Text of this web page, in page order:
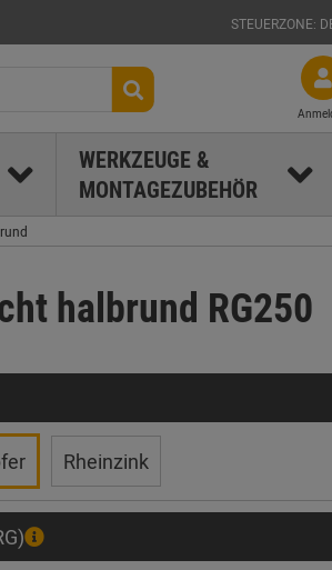
STEUERZONE:
WERKZEUGE &
MONTAGEZUBEHÖR
halbrund RG250
Rheinzink